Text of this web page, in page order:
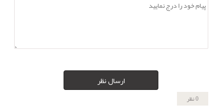
ارسال نظر
0 نظر